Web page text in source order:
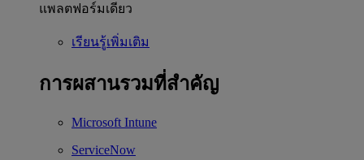
แพลตฟอร์มเดียว
เรียนรู้เพิ่มเติม
การผสานรวมที่สำคัญ
Microsoft Intune
ServiceNow